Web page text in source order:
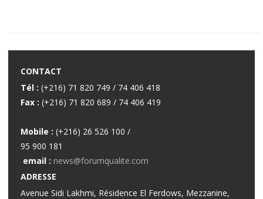
CONTACT
Tél : (+216) 71 820 749 / 74 406 418
Fax : (+216) 71 820 689 / 74 406 419
Mobile : (+216) 26 526 100 /
95 900 181
email : news@forumqualite.com
ADRESSE
Avenue Sidi Lakhmi, Résidence El Ferdows, Mezzanine,